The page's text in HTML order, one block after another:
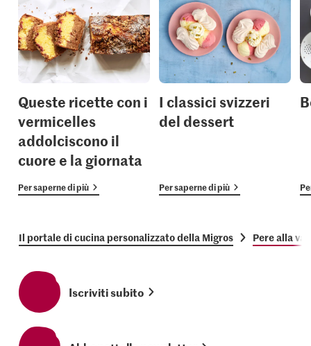
Queste ricette con i
vermicelles
addolciscono il
cuore e la giornata
Per saperne di più
I classici svizzeri
del dessert
Per saperne di più
Il portale di cucina personalizzato della Migros Pere alla
Iscriviti subito